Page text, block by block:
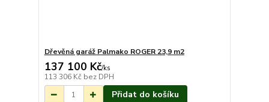
Dřevěná garáž Palmako ROGER 23,9 m2
137 100 Kč/ks
113 306 Kč bez DPH
Přidat do košíku